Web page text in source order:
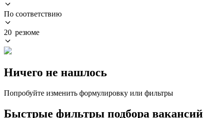
По соответствию
20 резюме
Ничего не нашлось
Попробуйте изменить формулировку или фильтры
Быстрые фильтры подбора вакансий